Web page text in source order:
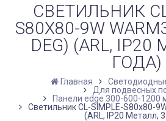
СВЕТИЛЬНИК
S80X80-9W
DEG) (ARL,
ГОДА)
Главная
Для подвесных
Панели edge 300-600-1200
Светильник CL-SIMPLE-S80x80-
(ARL, IP20 Металл,